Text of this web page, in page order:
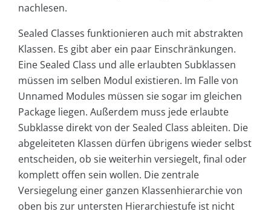
nachlesen.
Sealed Classes funktionieren auch mit abstrakten
Klassen. Es gibt aber ein paar Einschränkungen.
Eine Sealed Class und alle erlaubten Subklassen
müssen im selben Modul existieren. Im Falle von
Unnamed Modules müssen sie sogar im gleichen
Package liegen. Außerdem muss jede erlaubte
Subklasse direkt von der Sealed Class ableiten. Die
abgeleiteten Klassen dürfen übrigens wieder selbst
entscheiden, ob sie weiterhin versiegelt, final oder
komplett offen sein wollen. Die zentrale
Versiegelung einer ganzen Klassenhierarchie von
oben bis zur untersten Hierarchiestufe ist nicht